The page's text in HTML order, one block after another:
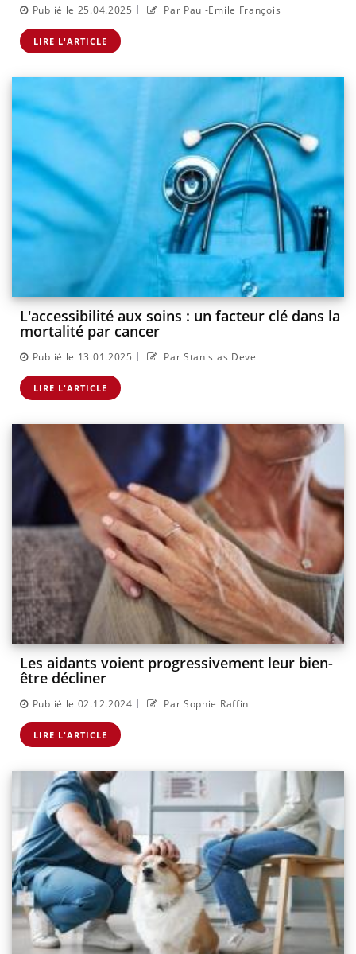
Publié le 25.04.2025 | Par Paul-Emile François
LIRE L'ARTICLE
L'accessibilité aux soins : un facteur clé dans la
mortalité par cancer
Publié le 13.01.2025 | Par Stanislas Deve
LIRE L'ARTICLE
Les aidants voient progressivement leur bien-
être décliner
Publié le 02.12.2024 | Par Sophie Raffin
LIRE L'ARTICLE